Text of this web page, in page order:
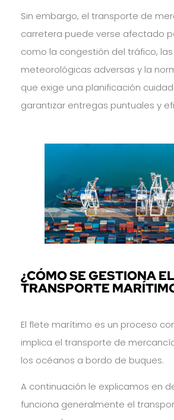
Sin embargo, el transporte de
carretera puede verse afectado
como la congestión del tráfico,
meteorológicas adversas y la
que exige una planificación
garantizar entregas puntuales y
¿CÓMO SE GESTIONA EL
TRANSPORTE
El flete marítimo es un proceso
implica el transporte de
los océanos a bordo de buques.
A continuación le explicamos en
funciona generalmente el